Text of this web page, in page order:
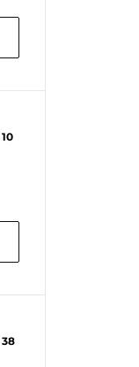
10
38